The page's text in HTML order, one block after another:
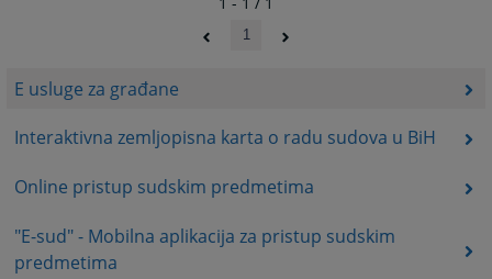
E usluge za građane
Interaktivna zemljopisna karta o radu sudova u BiH
Online pristup sudskim predmetima
"E-sud" - Mobilna aplikacija za pristup sudskim
predmetima
1